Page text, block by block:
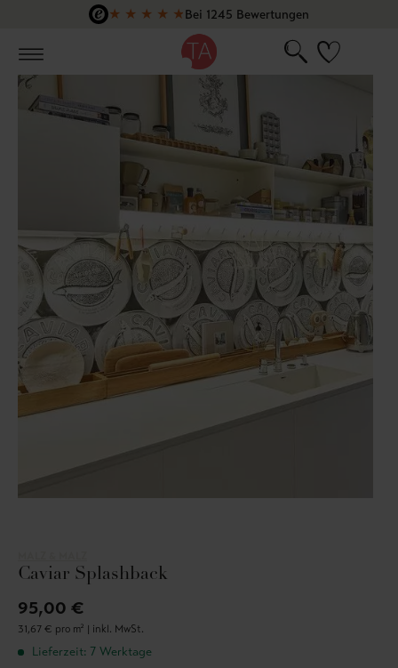
Zum Hauptinhalt springen
★ ★ ★ ★ ★Bei 1245 Bewertungen
Caviar Splashback
95,00 €
31,67 € pro m² | inkl. MwSt.
Lieferzeit: 7 Werktage